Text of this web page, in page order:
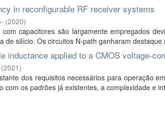
in reconfigurable RF receiver systems
(2020)
capacitores são largamente empregados
de silício. Os circuitos N-path ganharam destaque
inductance applied to a CMOS voltage-
(2021)
dos requisitos necessários para operação
com os padrões já existentes, a complexidade e